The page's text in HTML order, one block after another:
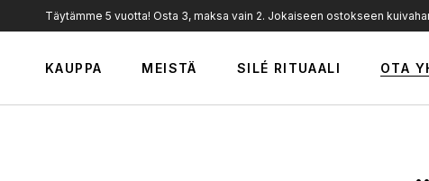
Täytämme 5 vuotta! Osta 3, maksa vain 2. Jokaiseen ostokseen
KAUPPA MEISTÄ SILÉ RITUAALI OTA
Arvot
Silé Professional